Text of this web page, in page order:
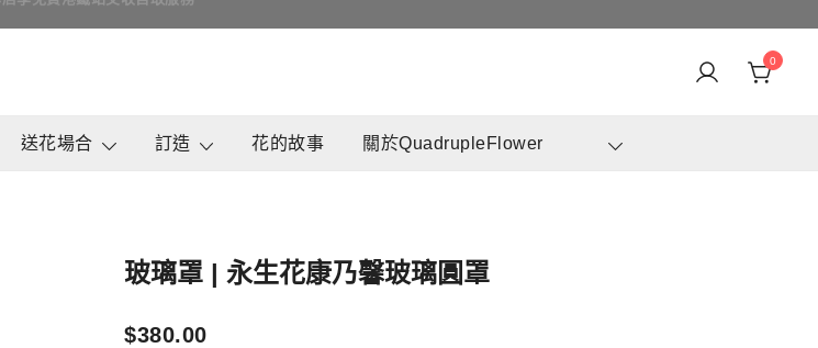
QuadrupleFlower 啟德新蒲崗花店 | 香港花店推介 | 即日送花服務、鮮花花束及花籃
0
送花場合 訂造 花的故事 關於QuadrupleFlower
玻璃罩 | 永生花康乃馨玻璃圓罩
$380.00